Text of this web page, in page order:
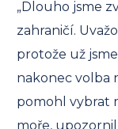
„Dlouho jsme
zahraničí.
protože už
nakonec volba
pomohl vybrat
moře,